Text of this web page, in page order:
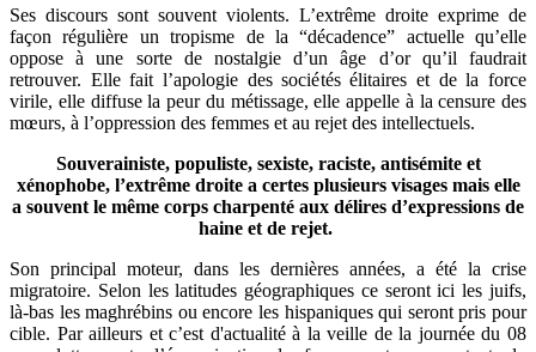
Ses discours sont souvent violents. L’extrême droite exprime de
façon régulière un tropisme de la “décadence” actuelle qu’elle
oppose à une sorte de nostalgie d’un âge d’or qu’il faudrait
retrouver. Elle fait l’apologie des sociétés élitaires et de la force
virile, elle diffuse la peur du métissage, elle appelle à la censure des
mœurs, à l’oppression des femmes et au rejet des intellectuels.
Souverainiste, populiste, sexiste, raciste, antisémite et
xénophobe, l’extrême droite a certes plusieurs visages mais elle
a souvent le même corps charpenté aux délires d’expressions de
haine et de rejet.
Son principal moteur, dans les dernières années, a été la crise
migratoire. Selon les latitudes géographiques ce seront ici les juifs,
là-bas les maghrébins ou encore les hispaniques qui seront pris pour
cible. Par ailleurs et c’est d'actualité à la veille de la journée du 08